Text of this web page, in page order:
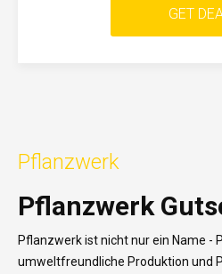
GET
Pflanzwerk
Pflanzwerk
Pflanzwerk ist nicht nur ein Name -
umweltfreundliche Produktion und